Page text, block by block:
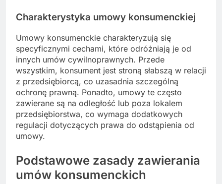
Charakterystyka umowy konsumenckiej
Umowy konsumenckie charakteryzują się
specyficznymi cechami, które odróżniają je od
innych umów cywilnoprawnych. Przede
wszystkim, konsument jest stroną słabszą w relacji
z przedsiębiorcą, co uzasadnia szczególną
ochronę prawną. Ponadto, umowy te często
zawierane są na odległość lub poza lokalem
przedsiębiorstwa, co wymaga dodatkowych
regulacji dotyczących prawa do odstąpienia od
umowy.
Podstawowe zasady zawierania
umów konsumenckich